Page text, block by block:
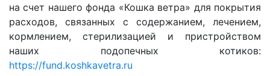
на счет нашего фонда «Кошка ветра» для покрытия
расходов, связанных с содержанием, лечением,
кормлением, стерилизацией и пристройством
наших подопечных котиков:
https://fund.koshkavetra.ru